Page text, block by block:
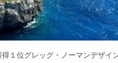
１位グレッグ・ノーマンデザイ